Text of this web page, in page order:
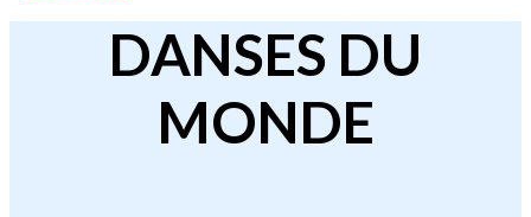
DANSES DU
MONDE